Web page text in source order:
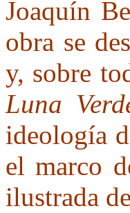
Joaquín
obra se
y, sobre
Luna
ideología
el marco
ilustrada